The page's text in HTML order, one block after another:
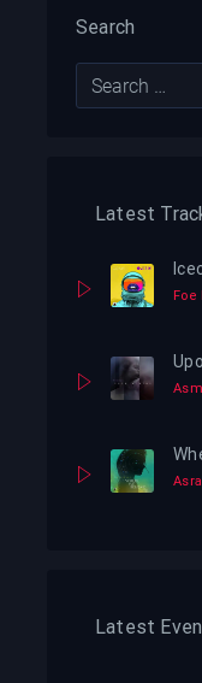
Search
Latest
Foe
Latest